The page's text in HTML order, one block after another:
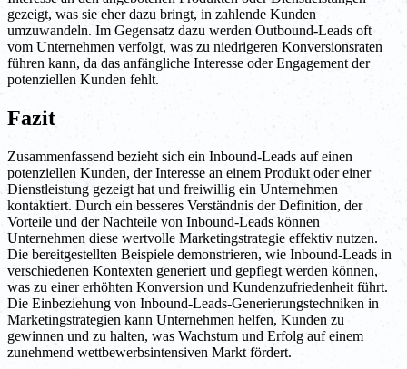
gezeigt, was sie eher dazu bringt, in zahlende Kunden
umzuwandeln. Im Gegensatz dazu werden Outbound-Leads oft
vom Unternehmen verfolgt, was zu niedrigeren Konversionsraten
führen kann, da das anfängliche Interesse oder Engagement der
potenziellen Kunden fehlt.
Fazit
Zusammenfassend bezieht sich ein Inbound-Leads auf einen
potenziellen Kunden, der Interesse an einem Produkt oder einer
Dienstleistung gezeigt hat und freiwillig ein Unternehmen
kontaktiert. Durch ein besseres Verständnis der Definition, der
Vorteile und der Nachteile von Inbound-Leads können
Unternehmen diese wertvolle Marketingstrategie effektiv nutzen.
Die bereitgestellten Beispiele demonstrieren, wie Inbound-Leads in
verschiedenen Kontexten generiert und gepflegt werden können,
was zu einer erhöhten Konversion und Kundenzufriedenheit führt.
Die Einbeziehung von Inbound-Leads-Generierungstechniken in
Marketingstrategien kann Unternehmen helfen, Kunden zu
gewinnen und zu halten, was Wachstum und Erfolg auf einem
zunehmend wettbewerbsintensiven Markt fördert.